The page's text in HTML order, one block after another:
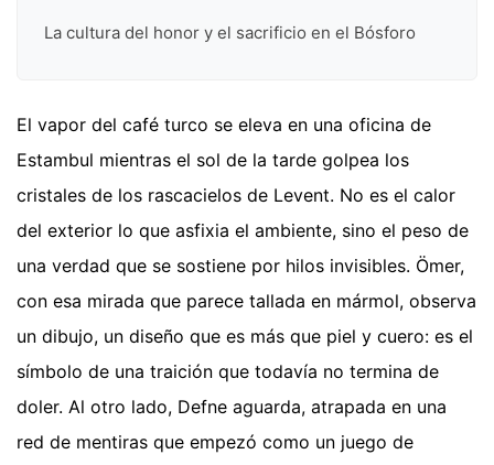
La cultura del honor y el sacrificio en el Bósforo
El vapor del café turco se eleva en una oficina de
Estambul mientras el sol de la tarde golpea los
cristales de los rascacielos de Levent. No es el calor
del exterior lo que asfixia el ambiente, sino el peso de
una verdad que se sostiene por hilos invisibles. Ömer,
con esa mirada que parece tallada en mármol, observa
un dibujo, un diseño que es más que piel y cuero: es el
símbolo de una traición que todavía no termina de
doler. Al otro lado, Defne aguarda, atrapada en una
red de mentiras que empezó como un juego de